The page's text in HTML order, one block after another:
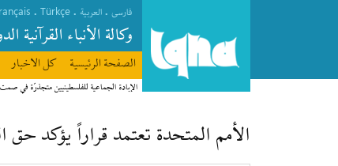
فارسی . العربیة .
Türkçe
.
وکالة الأنباء القرآنیة
الصفحة الرئیسیة كل الاخبار
الإبادة الجماعية للفلسطينيين متجذرّة في
الأمم المتحدة تعتمد قراراً يؤكد